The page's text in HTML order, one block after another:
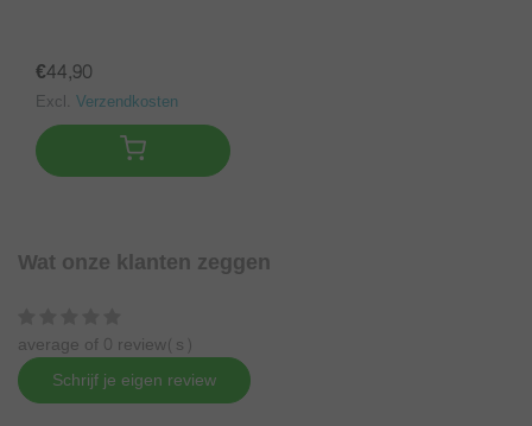
€44,90
Excl. Verzendkosten
Wat onze klanten zeggen
average of 0 review(s)
Schrijf je eigen review